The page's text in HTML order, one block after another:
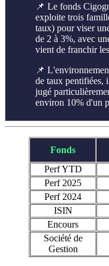
📌 Le fonds
exploite trois
taux) pour viser
de 2 à 3%, avec
vient de franchir
📌
de taux pentifiées,
jugé
environ 10% d'un
Fonds
Perf YTD
Perf 2025
Perf 2024
ISIN
Encours
Société de
Gestion